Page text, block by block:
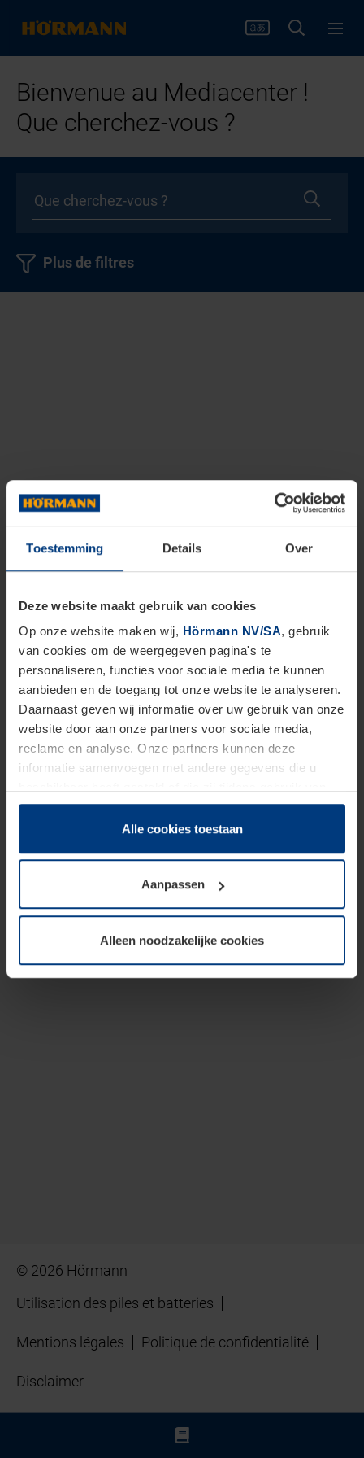
Toestemming Details Over
Deze website maakt gebruik van cookies
Op onze website maken wij, Hörmann NV/SA, gebruik
van cookies om de weergegeven pagina's te
personaliseren, functies voor sociale media te kunnen
aanbieden en de toegang tot onze website te analyseren.
Daarnaast geven wij informatie over uw gebruik van onze
website door aan onze partners voor sociale media,
reclame en analyse. Onze partners kunnen deze
informatie samenvoegen met andere gegevens die u
hun diensten hebben verzameld.
Juridisch hebben wij het recht om cookies op uw
van deze pagina's absoluut vereist is. Voor alle andere
soorten cookies is uw toestemming benodigd. Uw
toestemming kunt u op elk moment bij de uitleg van de
wijzigen of herroepen.
Alle cookies toestaan
Aanpassen
Alleen noodzakelijke cookies
Bienvenue au Mediacenter !
Que cherchez-vous ?
Plus de filtres
© 2026 Hörmann
Utilisation des piles et batteries
Mentions légales Politique de confidentialité
Disclaimer